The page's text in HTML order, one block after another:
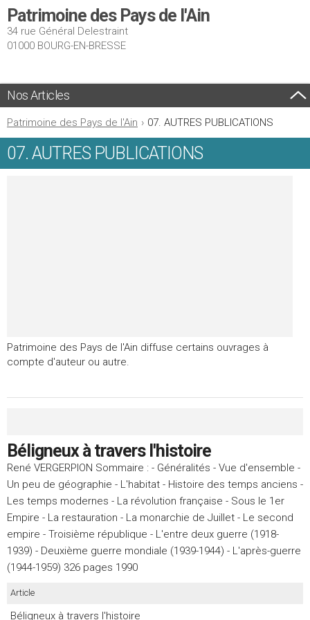
Patrimoine des Pays de l'Ain
34 rue Général Delestraint
01000 BOURG-EN-BRESSE
Nos Articles
Patrimoine des Pays de l'Ain › 07. AUTRES PUBLICATIONS
07. AUTRES PUBLICATIONS
Patrimoine des Pays de l'Ain diffuse certains ouvrages à
compte d'auteur ou autre.
Béligneux à travers l'histoire
René VERGERPION Sommaire : - Généralités - Vue d'ensemble -
Un peu de géographie - L'habitat - Histoire des temps anciens -
Les temps modernes - La révolution française - Sous le 1er
Empire - La restauration - La monarchie de Juillet - Le second
empire - Troisième république - L'entre deux guerre (1918-
1939) - Deuxième guerre mondiale (1939-1944) - L'après-guerre
(1944-1959) 326 pages 1990
Article
Béligneux à travers l'histoire